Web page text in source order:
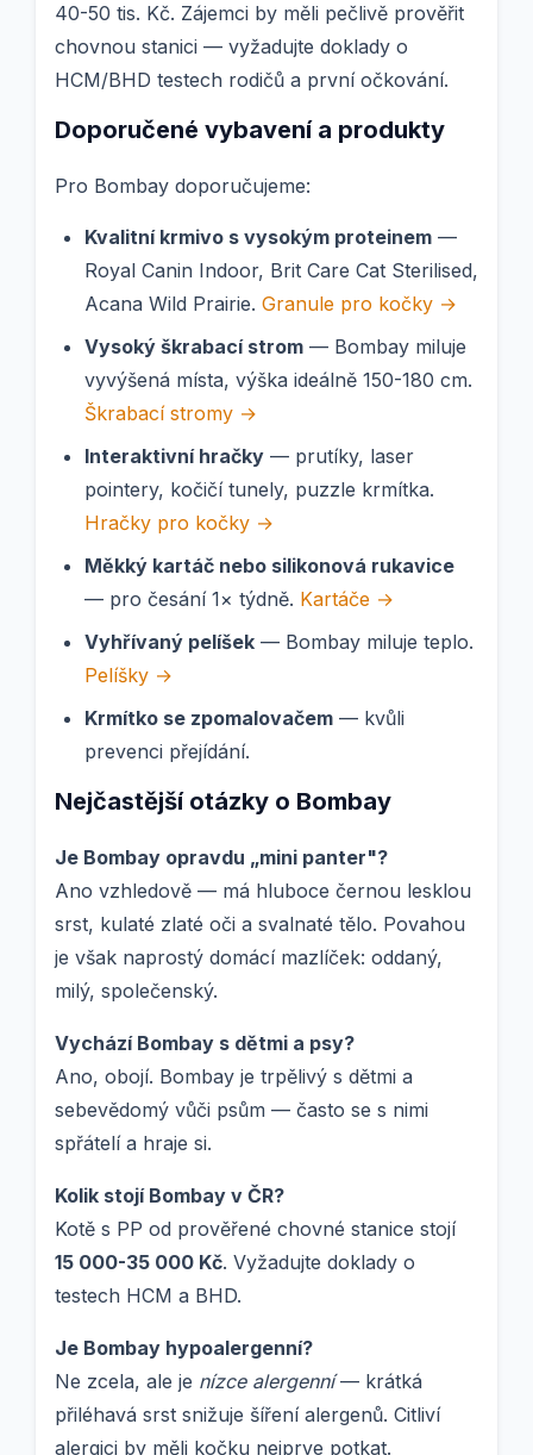
40-50 tis. Kč. Zájemci by měli pečlivě prověřit
chovnou stanici — vyžadujte doklady o
HCM/BHD testech rodičů a první očkování.
Doporučené vybavení a produkty
Pro Bombay doporučujeme:
Kvalitní krmivo s vysokým proteinem —
Royal Canin Indoor, Brit Care Cat Sterilised,
Acana Wild Prairie. Granule pro kočky →
Vysoký škrabací strom — Bombay miluje
vyvýšená místa, výška ideálně 150-180 cm.
Škrabací stromy →
Interaktivní hračky — prutíky, laser
pointery, kočičí tunely, puzzle krmítka.
Hračky pro kočky →
Měkký kartáč nebo silikonová rukavice
— pro česání 1× týdně. Kartáče →
Vyhřívaný pelíšek — Bombay miluje teplo.
Pelíšky →
Krmítko se zpomalovačem — kvůli
prevenci přejídání.
Nejčastější otázky o Bombay
Je Bombay opravdu „mini panter"?
Ano vzhledově — má hluboce černou lesklou
srst, kulaté zlaté oči a svalnaté tělo. Povahou
je však naprostý domácí mazlíček: oddaný,
milý, společenský.
Vychází Bombay s dětmi a psy?
Ano, obojí. Bombay je trpělivý s dětmi a
sebevědomý vůči psům — často se s nimi
spřátelí a hraje si.
Kolik stojí Bombay v ČR?
Kotě s PP od prověřené chovné stanice stojí
15 000-35 000 Kč. Vyžadujte doklady o
testech HCM a BHD.
Je Bombay hypoalergenní?
Ne zcela, ale je nízce alergenní— krátká
přiléhavá srst snižuje šíření alergenů. Citliví
alergici by měli kočku nejprve potkat.